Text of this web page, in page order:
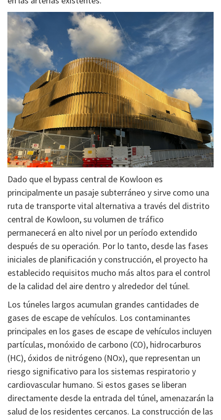
Dado que el bypass central de Kowloon es
principalmente un pasaje subterráneo y sirve como una
ruta de transporte vital alternativa a través del distrito
central de Kowloon, su volumen de tráfico
permanecerá en alto nivel por un período extendido
después de su operación. Por lo tanto, desde las fases
iniciales de planificación y construcción, el proyecto ha
establecido requisitos mucho más altos para el control
de la calidad del aire dentro y alrededor del túnel.
Los túneles largos acumulan grandes cantidades de
gases de escape de vehículos. Los contaminantes
principales en los gases de escape de vehículos incluyen
partículas, monóxido de carbono (CO), hidrocarburos
(HC), óxidos de nitrógeno (NOx), que representan un
riesgo significativo para los sistemas respiratorio y
cardiovascular humano. Si estos gases se liberan
directamente desde la entrada del túnel, amenazarán la
salud de los residentes cercanos. La construcción de las